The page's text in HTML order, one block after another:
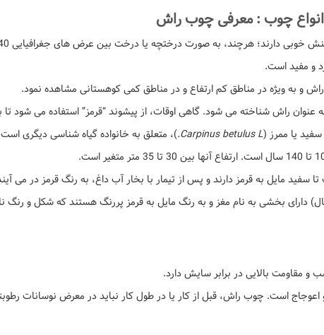
انواع چوب : معرفی چوب راش
به صورت درختچه یا درخت بین عرض های جغرافیایی 40 و 60 درجه مشاهده می شوند.
و مفید است.
و به ویژه در مناطق کم ارتفاع و در مناطق کمی کوهستانی مشاهده نمود.
عنوان راش شناخته می شود. گاهی اوقات، از پیشوند “قرمز” استفاده می شود
یا ممرز (Carpinus betulus L. )، متعلق به خانواده گیاه شناسی دیگری است
مایل به قرمز دارند و پس از تیمار با بخار آب داغ، به رنگ قرمز در می
مقاومت بالایی در برابر سایش دارد.
است. چوب راش، قبل از کار یا در طول کار نباید در معرض نوسانات